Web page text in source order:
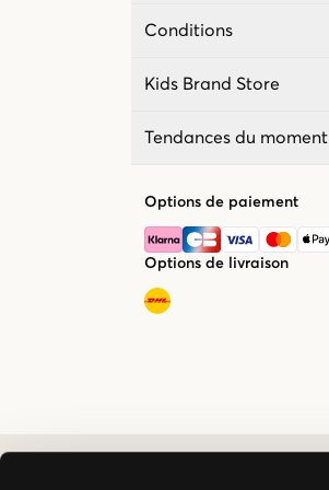
Conditions
Kids Brand Store
Tendances du moment
Options de paiement
Options de livraison